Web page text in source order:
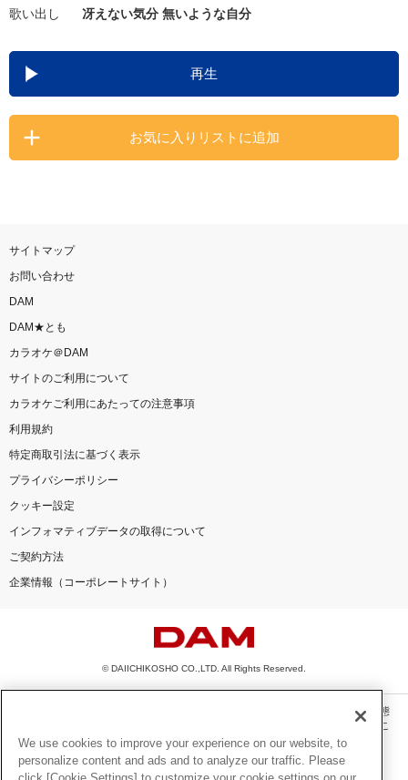
DAMの新曲・ランキングなど
カラオケ最新情報をチェック！
歌い出し
冴えない気分 無いような自分
再生
お気に入りリストに追加
サイトマップ
お問い合わせ
DAM
DAM★とも
カラオケ＠DAM
サイトのご利用について
カラオケご利用にあたっての注意事項
利用規約
特定商取引法に基づく表示
プライバシーポリシー
クッキー設定
インフォマティブデータの取得について
ご契約方法
企業情報（コーポレートサイト）
© DAIICHIKOSHO CO.,LTD. All Rights Reserved.
このサイトに掲載されている一切の文章・画像・写真・動画・音声等を、手段や形態
を問わず、著作権法の定める範囲を超えて無断で複製、転載、ファイル化などするこ
とを禁じます。
楽曲及びコンテンツは、機種によりご利用いただけない場合があります。
We use cookies to improve your experience on our website, to
personalize content and ads and to analyze our traffic. Please